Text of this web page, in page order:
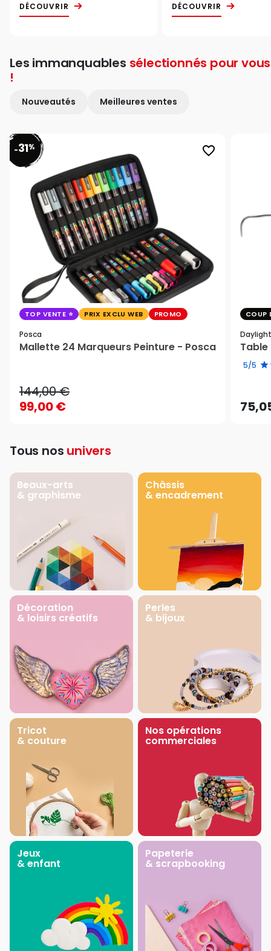
DÉCOUVRIR DÉCOUVRIR
Les immanquables sélectionnés pour vous
!
Nouveautés Meilleures ventes
favorite_border
-31%
TOP VENTE PRIX EXCLU WEB PROMO
Posca
Mallette 24 Marqueurs Peinture - Posca
144,00 €
99,00 €
COUP
Daylight
Table
5/5
Tous nos univers
Beaux-arts
& graphisme
Châssis
& encadrement
Décoration
& loisirs créatifs
Perles
& bijoux
Tricot
& couture
Nos opérations
commerciales
Jeux
& enfant
Papeterie
& scrapbooking